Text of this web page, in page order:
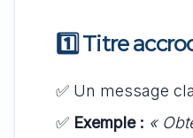
1️⃣ Titre
✅ Un message
✅ Exemple : «